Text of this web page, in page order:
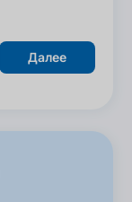
Далее